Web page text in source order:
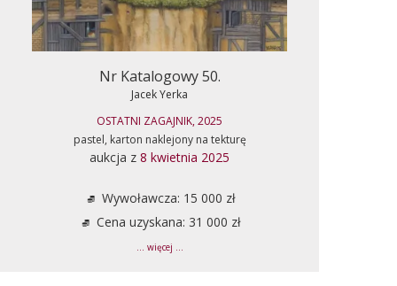
Nr Katalogowy 50.
Jacek Yerka
OSTATNI ZAGAJNIK, 2025
pastel, karton naklejony na tekturę
aukcja z 8 kwietnia 2025
Wywoławcza: 15 000 zł
Cena uzyskana: 31 000 zł
... więcej ...